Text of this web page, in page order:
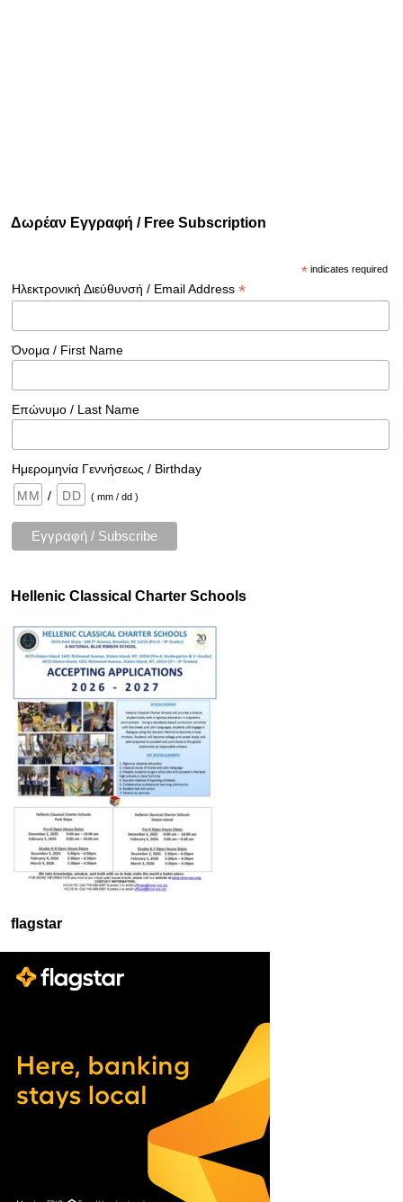
Δωρέαν Εγγραφή / Free Subscription
*indicates required
Ηλεκτρονική Διεύθυνσή / Email Address*
Όνομα / First Name
Επώνυμο / Last Name
Ημερομηνία Γεννήσεως / Birthday
/
( mm / dd )
Hellenic Classical Charter Schools
flagstar